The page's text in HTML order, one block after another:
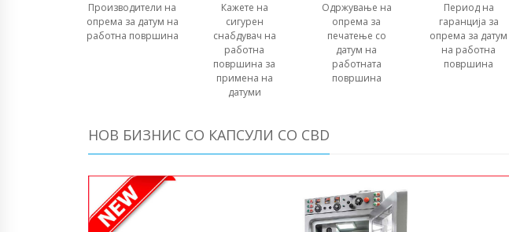
Производители на
опрема за датум на
работна површина
Кажете на
сигурен
снабдувач на
работна
површина за
примена на
датуми
Одржување на
опрема за
печатење со
датум на
работната
површина
Период на
гаранција за
опрема за датум
на работна
површина
НОВ БИЗНИС СО КАПСУЛИ СО CBD